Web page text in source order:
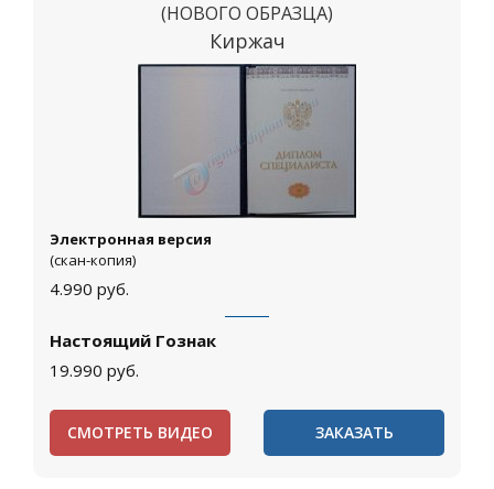
(НОВОГО ОБРАЗЦА)
Киржач
Электронная версия
(скан-копия)
4.990 руб.
Настоящий Гознак
19.990 руб.
СМОТРЕТЬ ВИДЕО ЗАКАЗАТЬ